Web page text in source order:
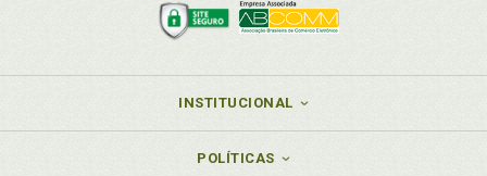
Situação do homem de rua, p. 59
Subjetividade. Nuanças jurídicas, p. 38
T
INSTITUCIONAL
POLÍTICAS